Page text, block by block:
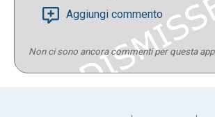
Aggiungi commento
Non ci sono ancora commenti per questa app